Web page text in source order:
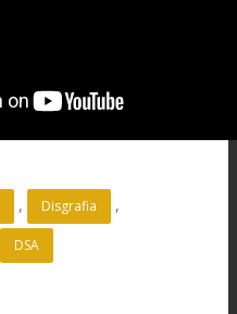
, Disgrafia ,
DSA